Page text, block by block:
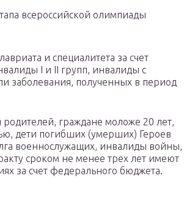
всероссийской олимпиады
и специалитета за счет
I и II групп, инвалиды с
заболевания, полученных в период
граждане моложе 20 лет,
дети погибших (умерших) Героев
военнослужащих, инвалиды войны,
сроком не менее трех лет имеют
за счет федерального бюджета.